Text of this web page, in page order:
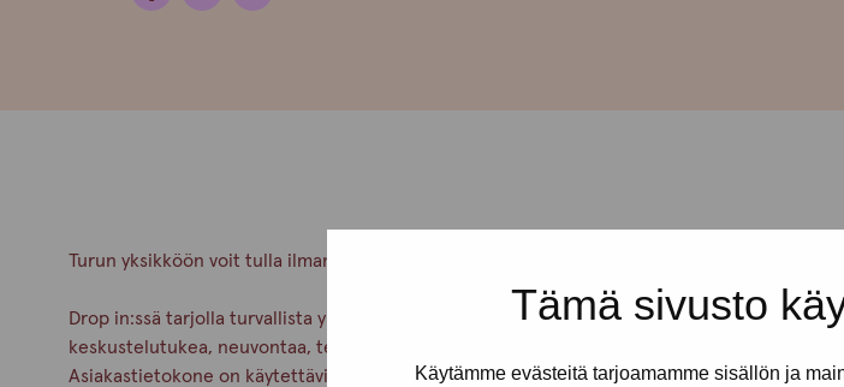
Tämä sivusto
Käytämme evästeitä tarjoamamme sisällön ja
Turun yksikköön voit tulla ilman ajanvarausta tiistaisin klo 14-18.
Drop in:ssä tarjolla turvallista yhdessäoloa, kahvittelua ja pientä syötävää,
keskustelutukea, neuvontaa, terveyspalveluja ja turvaseksimateriaaleja.
Asiakastietokone on käytettävissäsi ja saat tarvittaessa apua esim. lomakkeiden tai